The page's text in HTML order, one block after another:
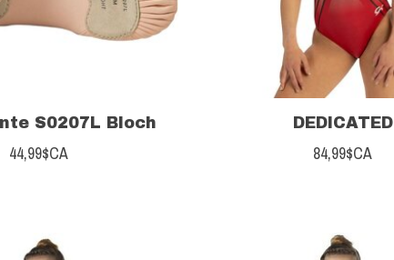
S0207L Bloch
44,99$CA
DEDICATED
84,99$CA